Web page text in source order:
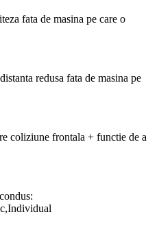
fata de masina pe care o
redusa fata de masina pe
coliziune frontala + functie de a